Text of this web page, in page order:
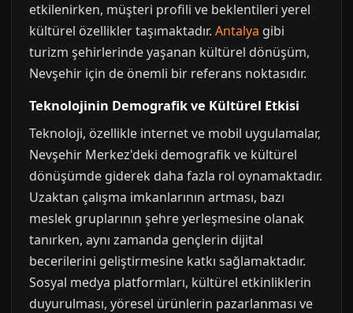
etkilenirken, müşteri profili ve beklentileri yerel
kültürel özellikler taşımaktadır. Antalya gibi
turizm şehirlerinde yaşanan kültürel dönüşüm,
Nevşehir için de önemli bir referans noktasıdır.
Teknolojinin Demografik ve Kültürel Etkisi
Teknoloji, özellikle internet ve mobil uygulamalar,
Nevşehir Merkez'deki demografik ve kültürel
dönüşümde giderek daha fazla rol oynamaktadır.
Uzaktan çalışma imkanlarının artması, bazı
meslek gruplarının şehre yerleşmesine olanak
tanırken, aynı zamanda gençlerin dijital
becerilerini geliştirmesine katkı sağlamaktadır.
Sosyal medya platformları, kültürel etkinliklerin
duyurulması, yöresel ürünlerin pazarlanması ve